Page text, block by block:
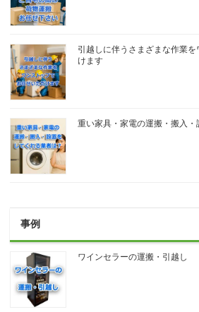
引越しに伴うさまざまな作業
けます
重い家具・家電の運搬・搬入・
事例
ワインセラーの運搬・引越し